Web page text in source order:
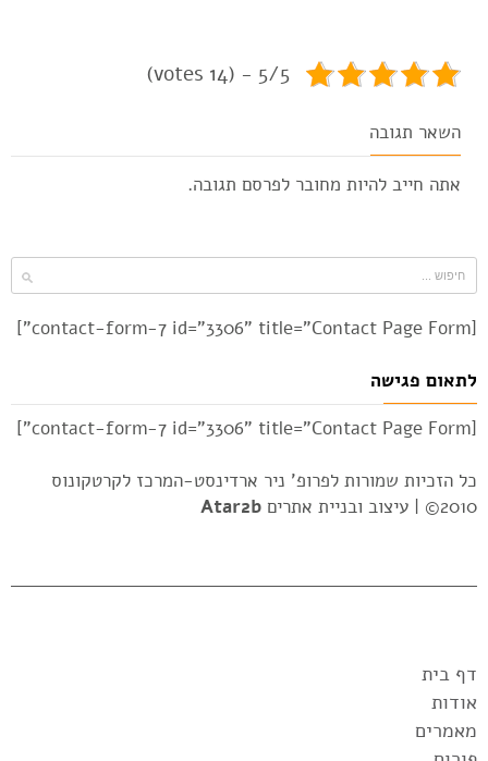
5/5 - (14 votes)
השאר תגובה
אתה חייב להיות מחובר לפרסם תגובה.
[contact-form-7 id="3306" title="Contact Page Form"]
לתאום פגישה
[contact-form-7 id="3306" title="Contact Page Form"]
כל הזכיות שמורות לפרופ' ניר ארדינסט-המרכז לקרטקונוס
2010© |
עיצוב ובניית אתרים Atar2b
דף בית
אודות
מאמרים